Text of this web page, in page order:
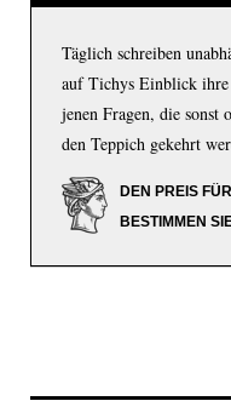
Täglich schreiben
auf Tichys Einblick
jenen Fragen, die sonst
den Teppich gekehrt
DEN PREIS
BESTIMMEN